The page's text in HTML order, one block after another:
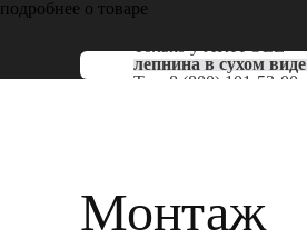
подробнее о товаре
Только уARTPOLE
лепнина в сухом виде
Тел: 8 (800) 101-53-00
Монтаж